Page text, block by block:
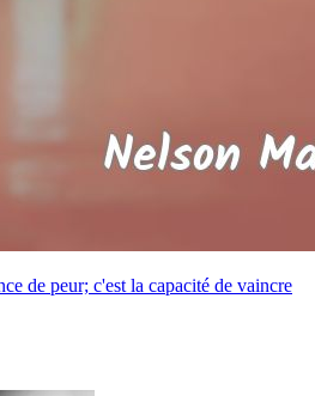
de peur; c'est la capacité de vaincre